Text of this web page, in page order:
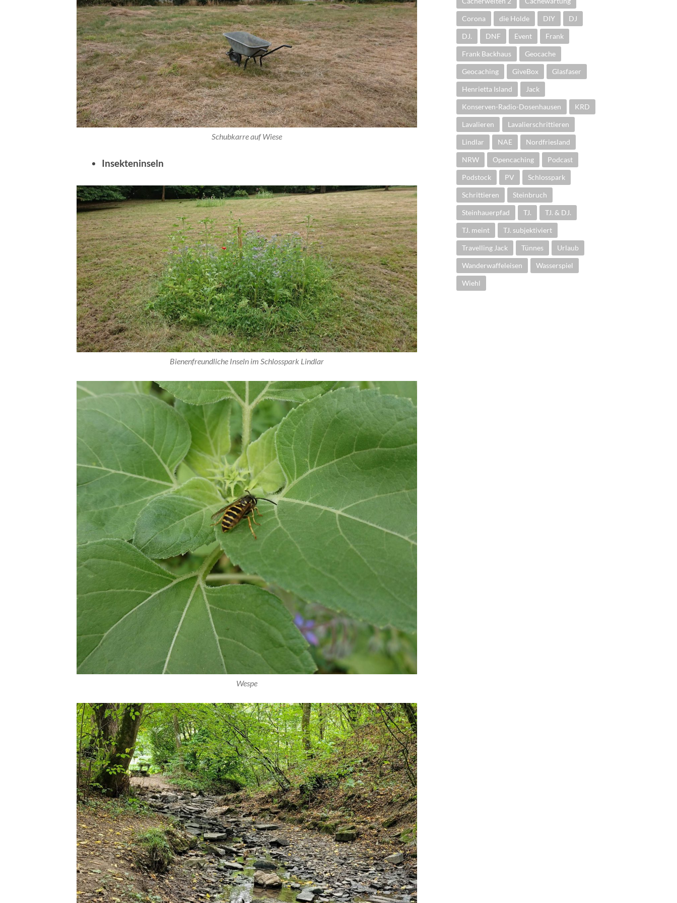
Schubkarre auf Wiese
Insekteninseln
Bienenfreundliche Inseln im Schlosspark Lindlar
Wespe
Corona die Holde DIY DJ
DJ. DNF Event Frank
Frank Backhaus Geocache
Geocaching GiveBox Glasfaser
Henrietta Island Jack
Konserven-Radio-Dosenhausen KRD
Lavalieren Lavalierschrittieren
Lindlar NAE Nordfriesland
NRW Opencaching Podcast
Podstock PV Schlosspark
Schrittieren Steinbruch
Steinhauerpfad TJ. TJ. & DJ.
TJ. meint TJ. subjektiviert
Travelling Jack Tünnes Urlaub
Wanderwaffeleisen Wasserspiel
Wiehl